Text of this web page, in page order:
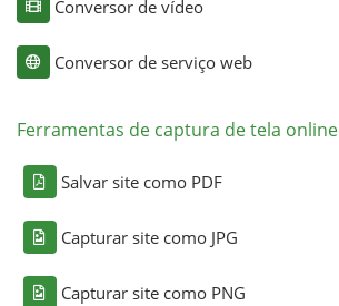
Conversor de vídeo
Conversor de serviço web
Ferramentas de captura de tela online
Salvar site como PDF
Capturar site como JPG
Capturar site como PNG